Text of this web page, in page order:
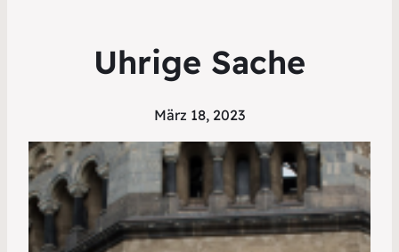
Uhrige Sache
März 18, 2023